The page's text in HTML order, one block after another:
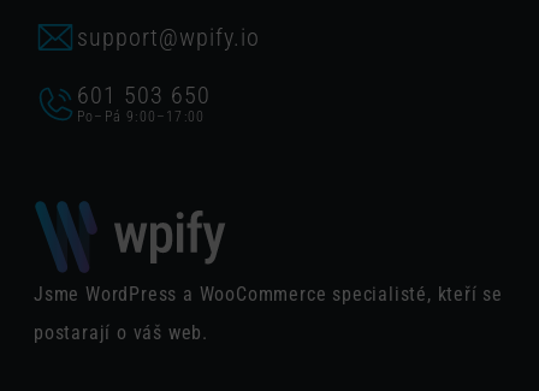
support@wpify.io
601 503 650
Po–Pá 9:00–17:00
Jsme WordPress a WooCommerce specialisté, kteří se
postarají o váš web.